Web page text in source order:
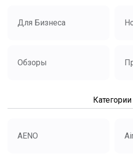
Для Бизнеса
Обзоры
Категории
AENO